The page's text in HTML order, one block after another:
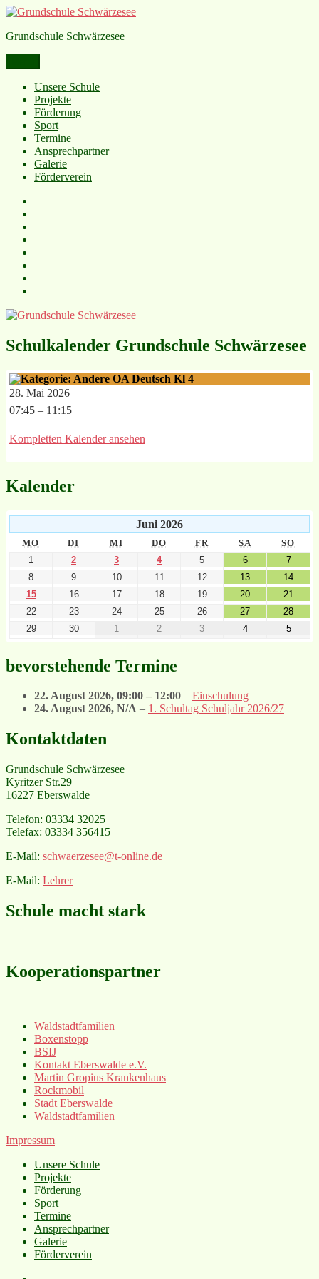
Grundschule Schwärzesee
Unsere Schule
Projekte
Förderung
Sport
Termine
Ansprechpartner
Galerie
Förderverein
Schulkalender Grundschule Schwärzesee
OA Deutsch Kl 4
28. Mai 2026
07:45 – 11:15
Kompletten Kalender ansehen
Kalender
Juni 2026
MO DI MI DO FR SA SO
1 2 3 4 5 6
7
8
9 10 11 12 13
14
15
16 17 18 19 20
21
22
23 24 25 26 27
28
29
30 1 2 3 4 5
bevorstehende Termine
22. August 2026, 09:00 – 12:00 – Einschulung
24. August 2026, N/A – 1. Schultag Schuljahr 2026/27
Kontaktdaten
Grundschule Schwärzesee
Kyritzer Str.29
16227 Eberswalde
Telefon: 03334 32025
Telefax: 03334 356415
E-Mail: schwaerzesee@t-online.de
E-Mail: Lehrer
Schule macht stark
Kooperationspartner
Waldstadtfamilien
Boxenstopp
BSIJ
Kontakt Eberswalde e.V.
Martin Gropius Krankenhaus
Rockmobil
Stadt Eberswalde
Waldstadtfamilien
Impressum
Unsere Schule
Projekte
Förderung
Sport
Termine
Ansprechpartner
Galerie
Förderverein